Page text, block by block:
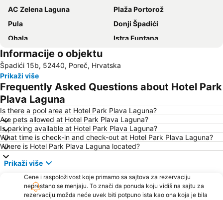
AC Zelena Laguna
Plaža Portorož
Pula
Donji Špadići
Obala
Istra Funtana
Katoro
Amfiteatar
Ambrela
Villas Rubin
Glavna železnička stanica Trst
Slovenska Obala
Laguna Stella Maris
Luka Trst
Obala maršala Tita
Delfin
Istrian Riviera
FKK Ulika
AC Zelena Laguna
Stari Grad
Amarin
Brioni
Austostazione di Trieste
Barcolana
Poreč 24 hours
Informacije o objektu
Špadići 15b, 52440, Poreč, Hrvatska
Prikaži više
Frequently Asked Questions about Hotel Park
Plava Laguna
Is there a pool area at Hotel Park Plava Laguna?
Are pets allowed at Hotel Park Plava Laguna?
Is parking available at Hotel Park Plava Laguna?
What time is check-in and check-out at Hotel Park Plava Laguna?
Where is Hotel Park Plava Laguna located?
Prikaži više
Cene i raspoloživost koje primamo sa sajtova za rezervaciju
neprestano se menjaju. To znači da ponuda koju vidiš na sajtu za
rezervaciju možda neće uvek biti potpuno ista kao ona koja je bila